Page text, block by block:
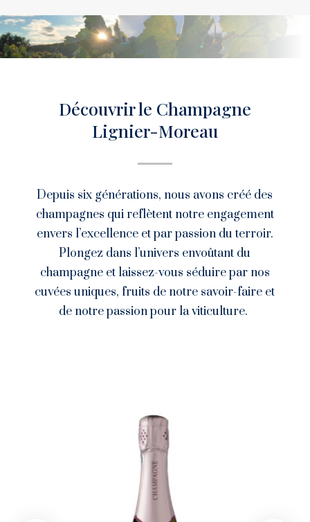
Découvrir le Champagne
Lignier-Moreau
Depuis six générations, nous avons créé des
champagnes qui reflètent notre engagement
envers l’excellence et par passion du terroir.
Plongez dans l’univers envoûtant du
champagne et laissez-vous séduire par nos
cuvées uniques, fruits de notre savoir-faire et
de notre passion pour la viticulture.